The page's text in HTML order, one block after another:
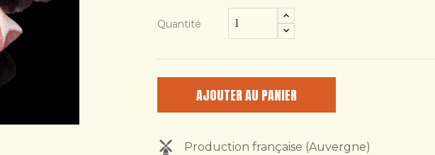
Quantité
AJOUTER AU PANIER
Production française (Auvergne)